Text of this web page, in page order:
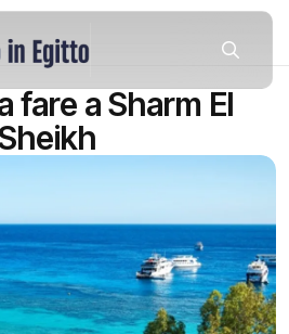
fare a Sharm El